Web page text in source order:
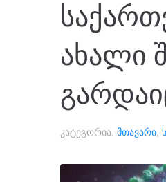
ახალი
კატეგორია: მთავარი